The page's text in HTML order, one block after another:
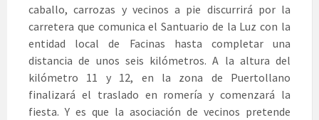
caballo, carrozas y vecinos a pie discurrirá por la
carretera que comunica el Santuario de la Luz con la
entidad local de Facinas hasta completar una
distancia de unos seis kilómetros. A la altura del
kilómetro 11 y 12, en la zona de Puertollano
finalizará el traslado en romería y comenzará la
fiesta. Y es que la asociación de vecinos pretende